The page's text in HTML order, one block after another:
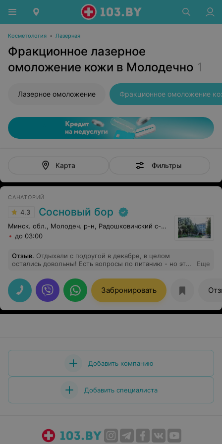
Косметология • Лазерная
Фракционное лазерное
омоложение кожи в Молодечно 1
Лазерное омоложение Фракционное омоложение
Карта Фильтры
САНАТОРИЙ
4.3 Сосновый бор
Минск. обл., Молодеч. р-н, Радошковичский c-с, 1
до 03:00
Отзыв. Отдыхали с подругой в декабре, в целом
остались довольны! Есть вопросы по питанию - но это,
обслуживание - на высшем уровне, особенно то, ради
чего ехали - массаж. Мы были во многих санаториях,
не только Белоруссии, но такого массажа нет нигде!
Специалист - Марианна Николаевна - просто
волшебница, самый лучший массажист! Огромная ей
Еще
Забронировать
Добавить компанию
Добавить специалиста